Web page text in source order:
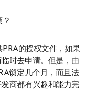
的授权文件，如果
时去申请。但是，由
锁定几个月，而且法
商都有兴趣和能力完